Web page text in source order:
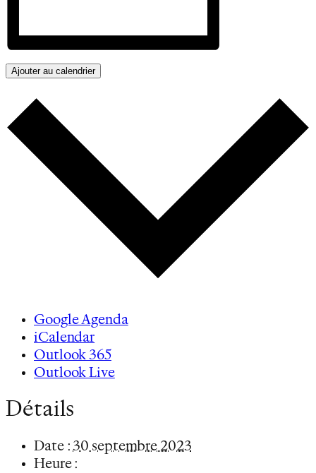
Ajouter au calendrier
Google Agenda
iCalendar
Outlook 365
Outlook Live
Détails
Date : 30 septembre 2023
Heure :